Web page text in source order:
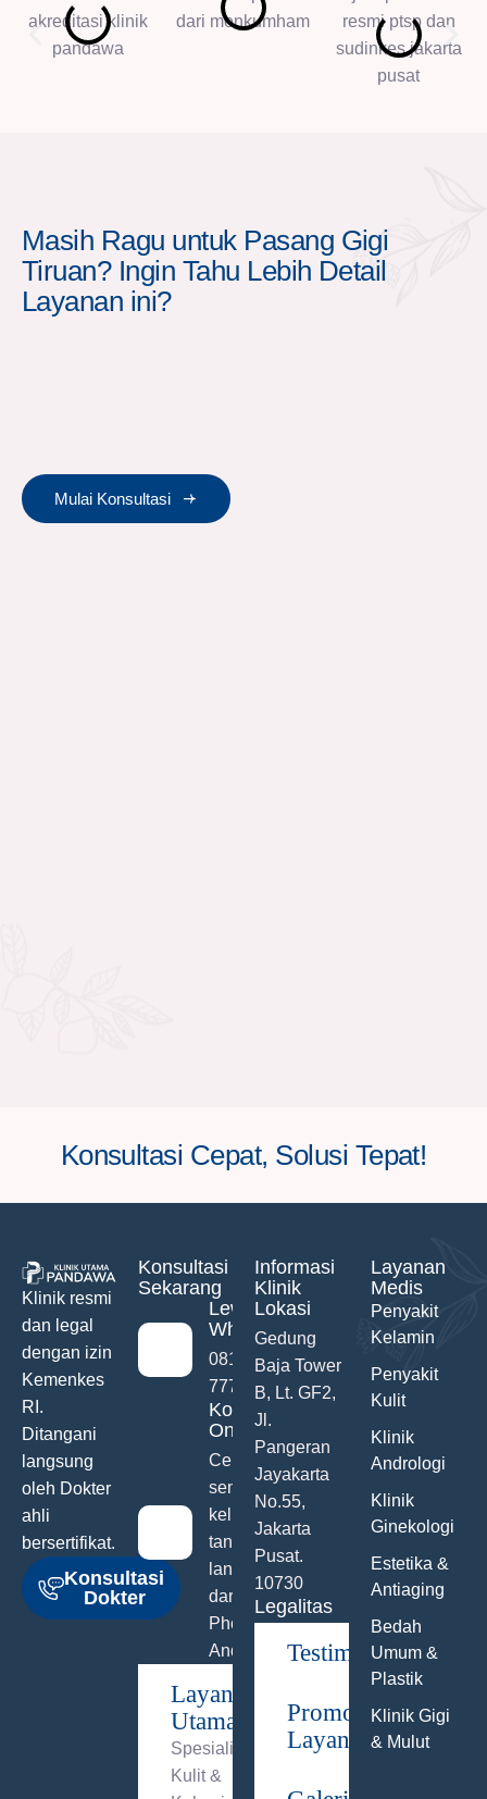
Masih Ragu untuk Pasang Gigi
Tiruan? Ingin Tahu Lebih Detail
Layanan ini?
Mulai Konsultasi
Konsultasi Cepat, Solusi Tepat!
Klinik resmi
dan legal
dengan izin
Kemenkes
RI.
Ditangani
langsung
oleh Dokter
ahli
bersertifikat.
Konsultasi
Dokter
Konsultasi
Sekarang
Lewat
WhatsApp
0811-742-
777
Konsultasi
Online
Ceritakan
semua
keluhanmu
tanpa malu
langsung
dari Hand
Phone
Anda
Layanan
Utama
Spesialis
Kulit &
Informasi
Klinik
Lokasi
Gedung
Baja Tower
B, Lt. GF2,
Jl.
Pangeran
Jayakarta
No.55,
Jakarta
Pusat.
10730
Legalitas
Testimonials
Promo
Layanan
Layanan
Medis
Penyakit
Kelamin
Penyakit
Kulit
Klinik
Andrologi
Klinik
Ginekologi
Estetika &
Antiaging
Bedah
Umum &
Plastik
Klinik Gigi
& Mulut